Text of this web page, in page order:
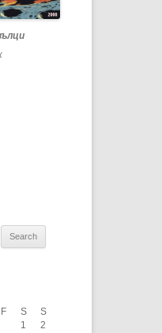
F S
S
1
2